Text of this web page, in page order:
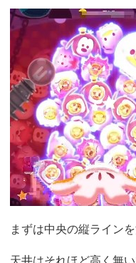
まずは中央の縦ラインを
天井はそれほど高く無